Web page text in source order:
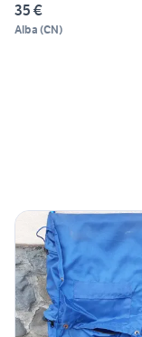
35 €
Alba (CN)